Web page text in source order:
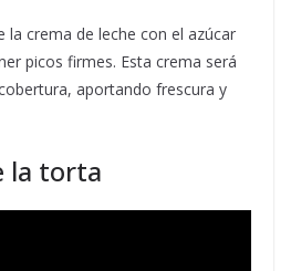
la crema de leche con el azúcar
picos firmes. Esta crema será
aportando frescura y
la torta